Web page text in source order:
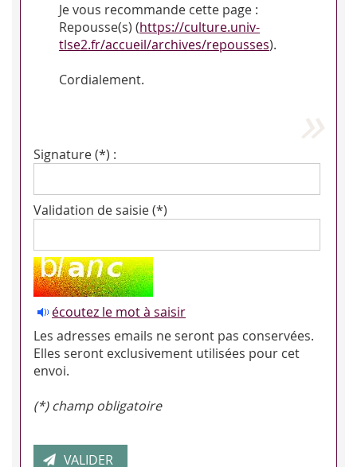
Je vous recommande cette page :
Repousse(s) (https://culture.univ-
tlse2.fr/accueil/archives/repousses).
Cordialement.
Signature (*) :
Validation de saisie (*)
écoutez le mot à saisir
Les adresses emails ne seront pas conservées.
Elles seront exclusivement utilisées pour cet
envoi.
(*) champ obligatoire